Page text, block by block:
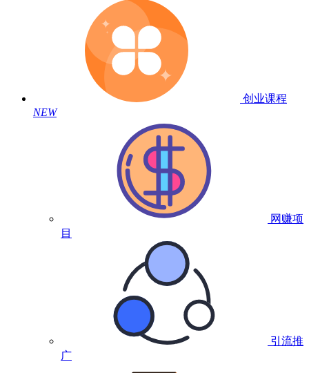
创业课程
NEW
网赚项
目
引流推
广